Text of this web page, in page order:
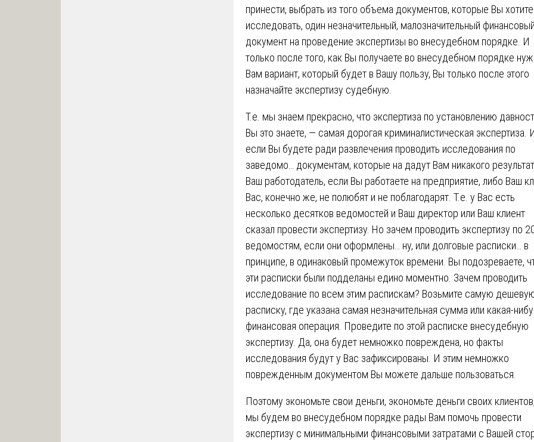
принести, выбрать из того объема документов, которые Вы хотите
исследовать, один незначительный, малозначительный финансовый
документ на проведение экспертизы во внесудебном порядке. И
только после того, как Вы получаете во внесудебном порядке
Вам вариант, который будет в Вашу пользу, Вы только после этого
назначайте экспертизу судебную.
Т.е. мы знаем прекрасно, что экспертиза по установлению
Вы это знаете, — самая дорогая криминалистическая экспертиза.
если Вы будете ради развлечения проводить исследования по
заведомо… документам, которые на дадут Вам никакого
Ваш работодатель, если Вы работаете на предприятие, либо Ваш
Вас, конечно же, не полюбят и не поблагодарят. Т.е. у Вас есть
несколько десятков ведомостей и Ваш директор или Ваш клиент
сказал провести экспертизу. Но зачем проводить экспертизу по
ведомостям, если они оформлены… ну, или долговые расписки… в
принципе, в одинаковый промежуток времени. Вы подозреваете,
эти расписки были подделаны едино моментно. Зачем проводить
исследование по всем этим распискам? Возьмите самую
расписку, где указана самая незначительная сумма или какая-
финансовая операция. Проведите по этой расписке внесудебную
экспертизу. Да, она будет немножко повреждена, но факты
исследования будут у Вас зафиксированы. И этим немножко
поврежденным документом Вы можете дальше пользоваться.
Поэтому экономьте свои деньги, экономьте деньги своих
мы будем во внесудебном порядке рады Вам помочь провести
экспертизу с минимальными финансовыми затратами с Вашей